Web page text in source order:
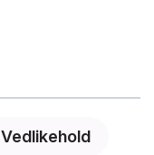
Vedlikehold